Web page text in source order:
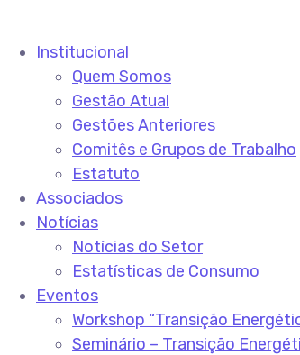
Institucional
Quem Somos
Gestão Atual
Gestões Anteriores
Comitês e Grupos de Trabalho
Estatuto
Associados
Notícias
Notícias do Setor
Estatísticas de Consumo
Eventos
Workshop “Transição
Seminário – Transição